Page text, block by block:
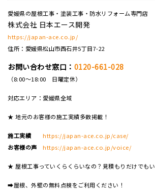
愛媛県の屋根工事・塗装工事・防水リフォーム専門店
株式会社 日本エース開発
https://japan-ace.co.jp/
住所：愛媛県松山市西石井5丁目7-22
お問い合わせ窓口： 0120-661-028
（8:00～18:00 日曜定休）
対応エリア：愛媛県全域
★ 地元のお客様の施工実績多数掲載！
施工実績
https://japan-ace.co.jp/case/
お客様の声
https://japan-ace.co.jp/voice/
★ 屋根工事っていくらくらいなの？見積もりだけでもい
➡屋根、外壁の無料点検をご利用ください！